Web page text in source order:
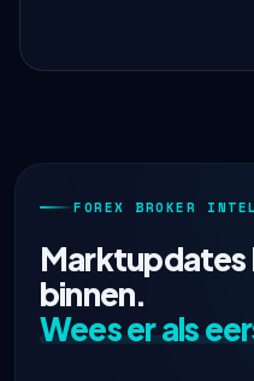
FOREX BROKER
Marktupdates
binnen.
Wees er als